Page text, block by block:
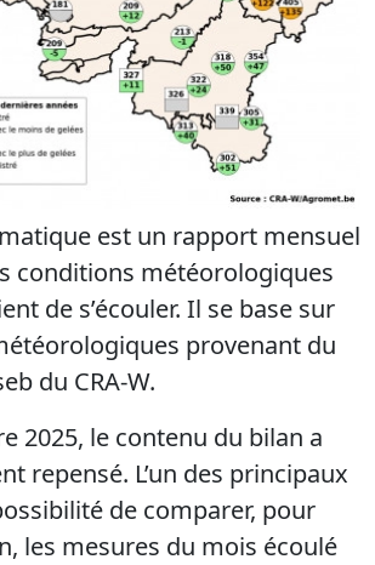
est un rapport mensuel
conditions météorologiques
de s’écouler. Il se base sur
provenant du
du CRA-W.
2025, le contenu du bilan a
repensé. L’un des principaux
de comparer, pour
les mesures du mois écoulé